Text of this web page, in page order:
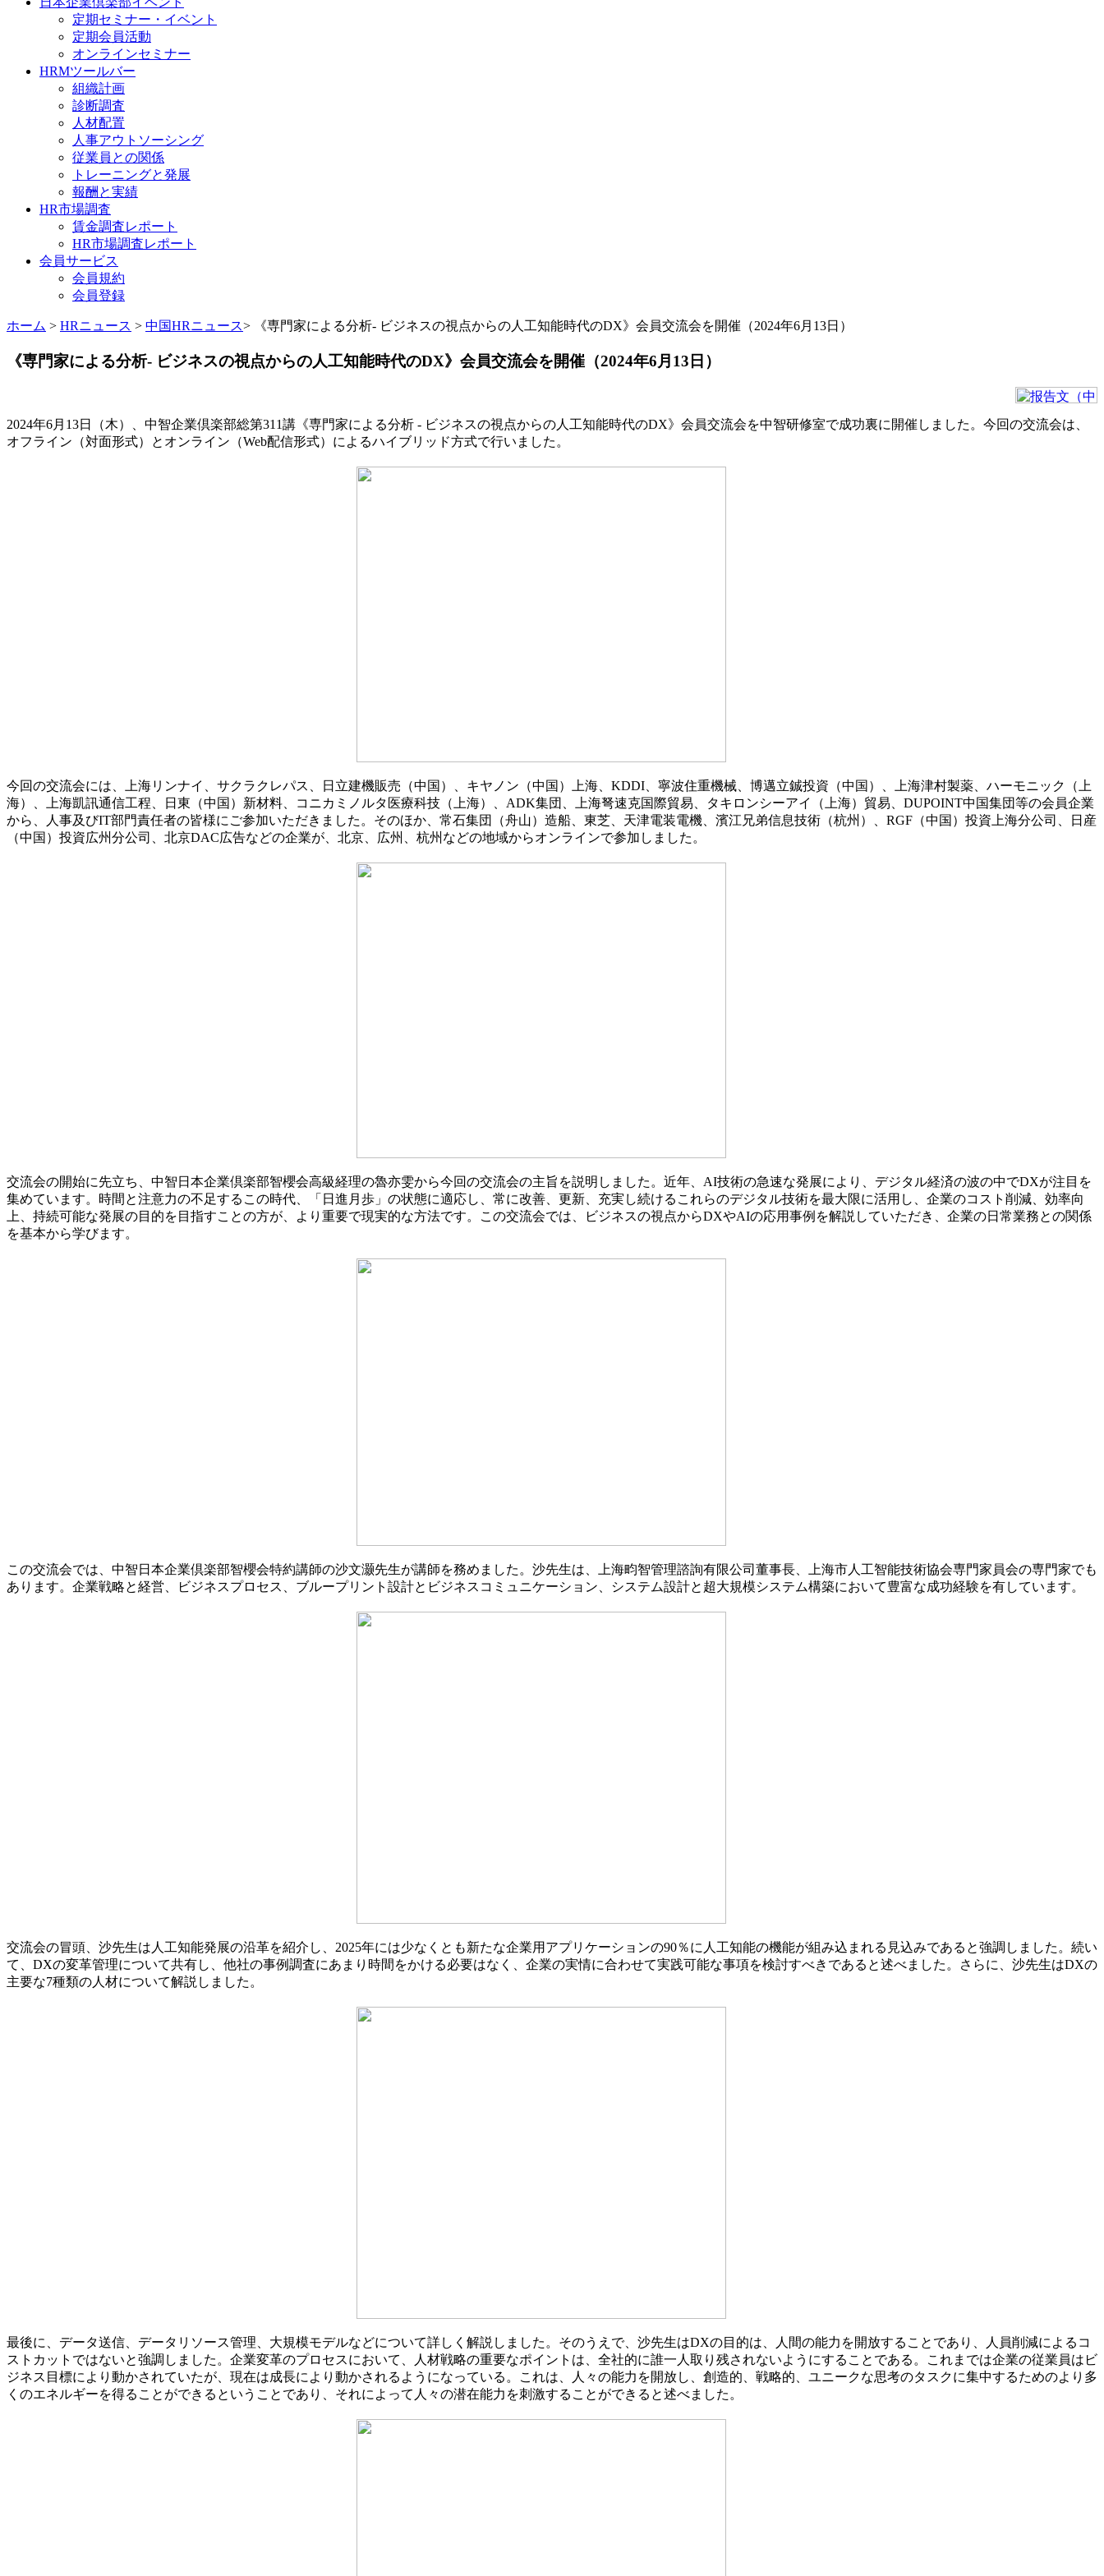
定期セミナー・イベント
定期会員活動
オンラインセミナー
HRMツールバー
組織計画
診断調査
人材配置
人事アウトソーシング
従業員との関係
トレーニングと発展
報酬と実績
HR市場調査
賃金調査レポート
HR市場調査レポート
会員サービス
会員規約
会員登録
ホーム > HRニュース > 中国HRニュース> 《専門家による分析- ビジネスの視点からの人工知能時代のDX》会員交流会を開催（2024年6月13日）
《専門家による分析- ビジネスの視点からの人工知能時代のDX》会員交流会を開催（2024年6月13日）
2024年6月13日（木）、中智企業倶楽部総第311講《専門家による分析 - ビジネスの視点からの人工知能時代のDX》会員交流会を中智研修室で成功裏に開催しました。今回の交流会は、
オフライン（対面形式）とオンライン（Web配信形式）によるハイブリッド方式で行いました。
今回の交流会には、上海リンナイ、サクラクレパス、日立建機販売（中国）、キヤノン（中国）上海、KDDI、寧波住重機械、博邁立鋮投資（中国）、上海津村製薬、ハーモニック（上
海）、上海凱訊通信工程、日東（中国）新材料、コニカミノルタ医療科技（上海）、ADK集団、上海弩速克国際貿易、タキロンシーアイ（上海）貿易、DUPOINT中国集団等の会員企業
から、人事及びIT部門責任者の皆様にご参加いただきました。そのほか、常石集団（舟山）造船、東芝、天津電装電機、濱江兄弟信息技術（杭州）、RGF（中国）投資上海分公司、日産
（中国）投資広州分公司、北京DAC広告などの企業が、北京、広州、杭州などの地域からオンラインで参加しました。
交流会の開始に先立ち、中智日本企業倶楽部智櫻会高級経理の魯亦雯から今回の交流会の主旨を説明しました。近年、AI技術の急速な発展により、デジタル経済の波の中でDXが注目を
集めています。時間と注意力の不足するこの時代、「日進月歩」の状態に適応し、常に改善、更新、充実し続けるこれらのデジタル技術を最大限に活用し、企業のコスト削減、効率向
上、持続可能な発展の目的を目指すことの方が、より重要で現実的な方法です。この交流会では、ビジネスの視点からDXやAIの応用事例を解説していただき、企業の日常業務との関係
を基本から学びます。
この交流会では、中智日本企業倶楽部智櫻会特約講師の沙文灏先生が講師を務めました。沙先生は、上海畇智管理諮詢有限公司董事長、上海市人工智能技術協会専門家員会の専門家でも
あります。企業戦略と経営、ビジネスプロセス、ブループリント設計とビジネスコミュニケーション、システム設計と超大規模システム構築において豊富な成功経験を有しています。
交流会の冒頭、沙先生は人工知能発展の沿革を紹介し、2025年には少なくとも新たな企業用アプリケーションの90％に人工知能の機能が組み込まれる見込みであると強調しました。続い
て、DXの変革管理について共有し、他社の事例調査にあまり時間をかける必要はなく、企業の実情に合わせて実践可能な事項を検討すべきであると述べました。さらに、沙先生はDXの
主要な7種類の人材について解説しました。
最後に、データ送信、データリソース管理、大規模モデルなどについて詳しく解説しました。そのうえで、沙先生はDXの目的は、人間の能力を開放することであり、人員削減によるコ
ストカットではないと強調しました。企業変革のプロセスにおいて、人材戦略の重要なポイントは、全社的に誰一人取り残されないようにすることである。これまでは企業の従業員はビ
ジネス目標により動かされていたが、現在は成長により動かされるようになっている。これは、人々の能力を開放し、創造的、戦略的、ユニークな思考のタスクに集中するためのより多
くのエネルギーを得ることができるということであり、それによって人々の潜在能力を刺激することができると述べました。